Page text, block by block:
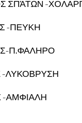
ΣΠΆΤΩΝ -
-ΠΕΥΚΗ
Π.ΦΑΛΗΡΟ
-ΛΥΚΟΒΡΥΣΗ
-ΑΜΦΙΑΛΗ